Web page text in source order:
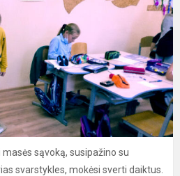
sąvoką, susipažino su
svarstykles, mokėsi sverti daiktus.